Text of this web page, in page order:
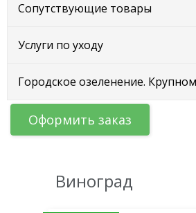
Сопутствующие товары
Услуги по уходу
Городское озеленение.
Оформить заказ
Виноград